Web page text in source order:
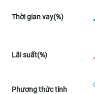
Thời gian vay(%)
Lãi suất(%)
Phương thức tính